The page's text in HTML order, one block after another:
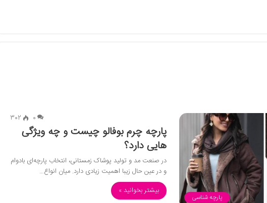
پارچه شناسی
0
302
پارچه چرم بوفالو چیست و چه ویژگی‌
هایی دارد؟
در صنعت مد و تولید پوشاک زمستانی، انتخاب پارچه‌ای بادوام
و در عین‌ حال زیبا اهمیت زیادی دارد. میان انواع…
بیشتر بخوانید »